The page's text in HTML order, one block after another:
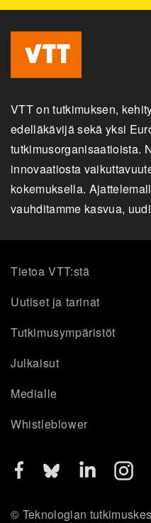
VTT on tutkimuksen,
edelläkävijä sekä yksi
tutkimusorganisaatioista.
innovaatiosta
kokemuksella.
vauhditamme kasvua,
Tietoa VTT:stä
Uutiset ja tarinat
Tutkimusympäristöt
Julkaisut
Medialle
Whistleblower
© Teknologian